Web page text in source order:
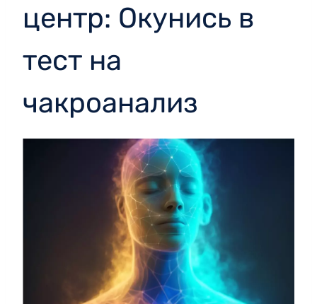
центр: Окунись в
тест на
чакроанализ